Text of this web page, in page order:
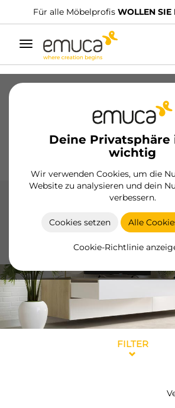
Für alle Möbelprofis WOLLEN SIE
Umschaltbare
Navigation
Deine Privatsphäre
wichtig
Wir verwenden Cookies, um die
Website zu analysieren und dein
verbessern.
Cookies setzen Alle
Cookie-Richtlinie
Führungssysteme
Schiebesysteme
Griffe Sockel
Unterbodenführungen
Die verdeckten Brave-Führungen von
Wohnmöbel, mit einer Tragfähigkeit
FILTER